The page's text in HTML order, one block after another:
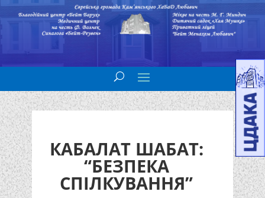
КАБАЛАТ ШАБАТ:
“БЕЗПЕКА
СПІЛКУВАННЯ”